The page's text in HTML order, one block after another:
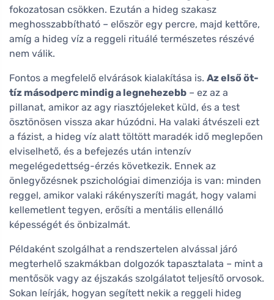
fokozatosan csökken. Ezután a hideg szakasz
meghosszabbítható – először egy percre, majd kettőre,
amíg a hideg víz a reggeli rituálé természetes részévé
nem válik.
Fontos a megfelelő elvárások kialakítása is. Az első öt-
tíz másodperc mindig a legnehezebb – ez az a
pillanat, amikor az agy riasztójeleket küld, és a test
ösztönösen vissza akar húzódni. Ha valaki átvészeli ezt
a fázist, a hideg víz alatt töltött maradék idő meglepően
elviselhető, és a befejezés után intenzív
megelégedettség-érzés következik. Ennek az
önlegyőzésnek pszichológiai dimenziója is van: minden
reggel, amikor valaki rákényszeríti magát, hogy valami
kellemetlent tegyen, erősíti a mentális ellenálló
képességét és önbizalmát.
Példaként szolgálhat a rendszertelen alvással járó
megterhelő szakmákban dolgozók tapasztalata – mint a
mentősök vagy az éjszakás szolgálatot teljesítő orvosok.
Sokan leírják, hogyan segített nekik a reggeli hideg